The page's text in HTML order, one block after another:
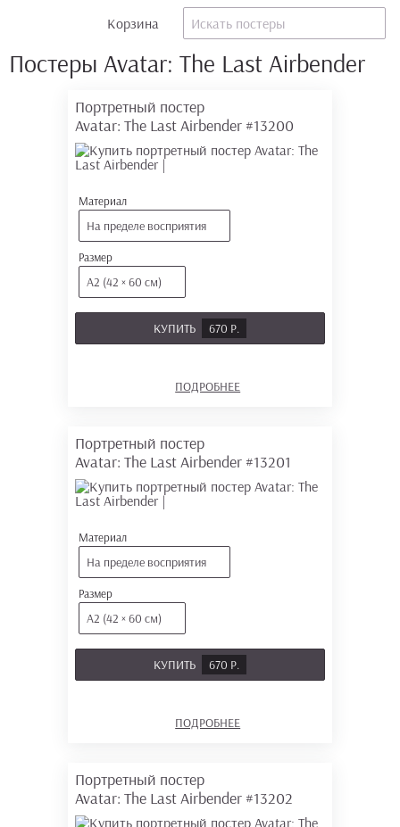
Корзина
Постеры Avatar: The Last Airbender
Портретный постер
Avatar: The Last Airbender #13200
Материал
На пределе восприятия
Размер
А2 (42 × 60 см)
КУПИТЬ 670 Р.
ПОДРОБНЕЕ
Портретный постер
Avatar: The Last Airbender #13201
Материал
На пределе восприятия
Размер
А2 (42 × 60 см)
КУПИТЬ 670 Р.
ПОДРОБНЕЕ
Портретный постер
Avatar: The Last Airbender #13202